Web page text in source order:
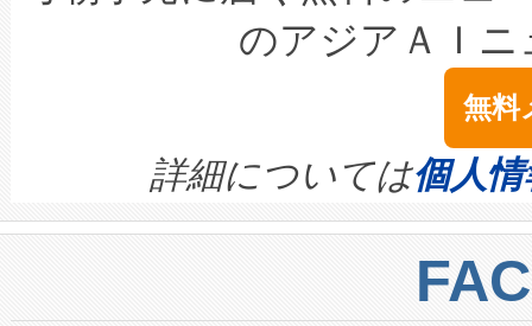
す。「当社のfully-connected
ームを利用すれば、6,000万
きます。この効率性は、フェ
テリー性能の劣化によるダウ
念は、現在データセンターが
ます。 Voltaiq provides a
quality and reliability for AI
BESS stack to ensure battery
centers. Voltaiqは、ai&のAI
からシステム統合、試運転、
LiDAR for Inspections,
は1535 nmレーザーを搭載。
イズの小径化を実現すること
す。ノーマルモードでは、
ートル先まで検出でき、これ
トに対して約600メートルに
では、反射率10％のターゲッ
のアジアＡＩ
無料
詳細については個人